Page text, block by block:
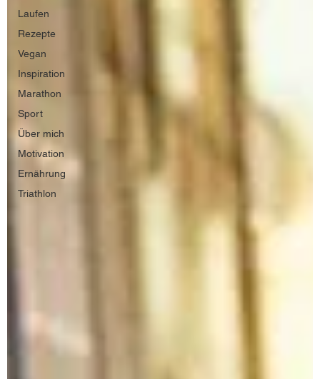
Laufen
Rezepte
Vegan
Inspiration
Marathon
Sport
Über mich
Motivation
Ernährung
Triathlon